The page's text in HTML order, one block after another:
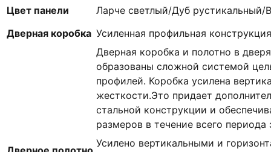
Цвет панели
Ларче светлый/Дуб рустикальный/
Дверная коробка Усиленная профильная конструкция
Дверная коробка и полотно в
образованы сложной системой
профилей. Коробка усилена
жесткости.Это придает
стальной конструкции и
размеров в течение всего периода
Усилено вертикальными и